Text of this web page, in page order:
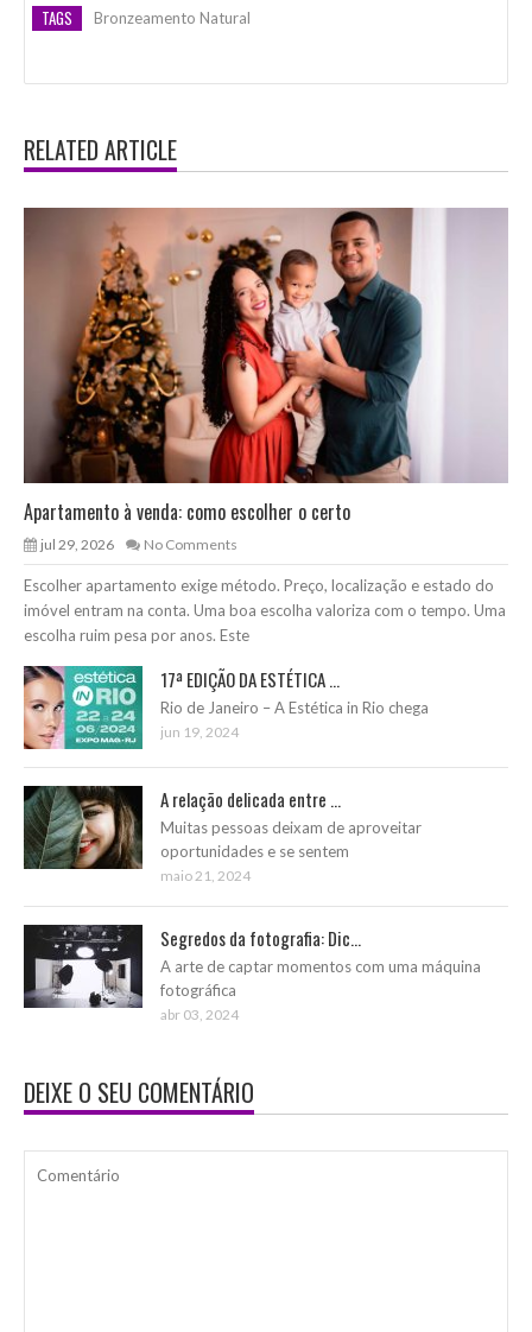
TAGS Bronzeamento Natural
RELATED ARTICLE
Apartamento à venda: como escolher o certo
jul 29, 2026 No Comments
Escolher apartamento exige método. Preço, localização e estado do
imóvel entram na conta. Uma boa escolha valoriza com o tempo. Uma
escolha ruim pesa por anos. Este
17ª EDIÇÃO DA ESTÉTICA ...
Rio de Janeiro – A Estética in Rio chega
jun 19, 2024
A relação delicada entre ...
Muitas pessoas deixam de aproveitar
oportunidades e se sentem
maio 21, 2024
Segredos da fotografia: Dic...
A arte de captar momentos com uma máquina
fotográfica
abr 03, 2024
DEIXE O SEU COMENTÁRIO